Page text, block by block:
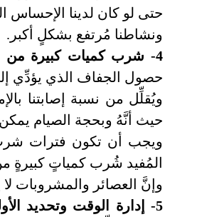
حتى لو كان لدينا الإحساس
ونشاطنا مُرتفع بشكلٍ أكبر.
4- شرب كميات كبيرة من الماء:
حصول الجفاف الذي يؤدِّي
ويُقلِّل من نسبة إصابتنا
حيث أنَّهُ وبحجة الصيام
ويجب أن تكون فترات شرب
المُفيد شُرب كمياتٍ كبيرةٍ
وإنَّ العصائر والمشروبات لا
5- إدارة الوقت وتحديد الأولويات في العمل: